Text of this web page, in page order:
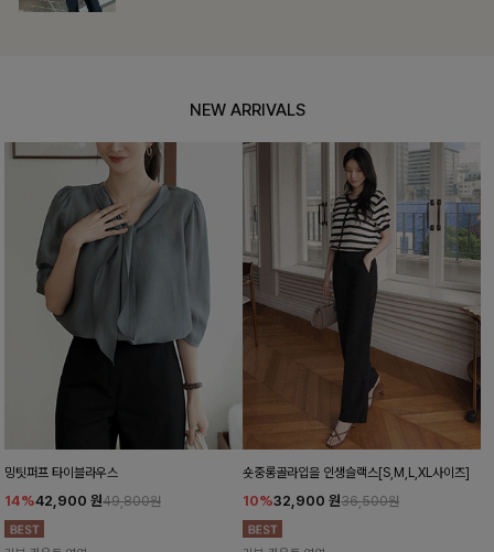
NEW ARRIVALS
밍팃퍼프 타이블라우스
14%42,900 원49,800원
숏중롱골라입을 인생슬랙스[S,M,L,XL사이즈]
10%32,900 원36,500원